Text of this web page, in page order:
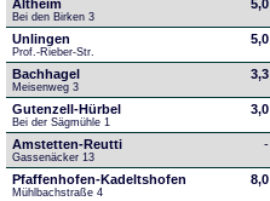
Altheim
Bei den Birken 3
5,0
Unlingen
Prof.-Rieber-Str.
5,0
Bachhagel
Meisenweg 3
3,3
Gutenzell-Hürbel
Bei der Sägmühle 1
3,0
Amstetten-Reutti
Gassenäcker 13
-
Pfaffenhofen-Kadeltshofen
Mühlbachstraße 4
8,0